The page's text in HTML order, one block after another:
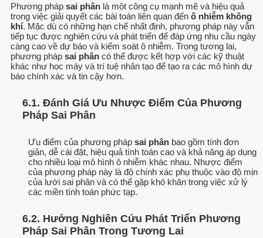
Phương pháp sai phân là một công cụ mạnh mẽ và hiệu quả
trong việc giải quyết các bài toán liên quan đến ô nhiễm không
khí. Mặc dù có những hạn chế nhất định, phương pháp này vẫn
tiếp tục được nghiên cứu và phát triển để đáp ứng nhu cầu ngày
càng cao về dự báo và kiểm soát ô nhiễm. Trong tương lai,
phương pháp sai phân có thể được kết hợp với các kỹ thuật
khác như học máy và trí tuệ nhân tạo để tạo ra các mô hình dự
báo chính xác và tin cậy hơn.
6.1. Đánh Giá Ưu Nhược Điểm Của Phương
Pháp Sai Phân
Ưu điểm của phương pháp sai phân bao gồm tính đơn
giản, dễ cài đặt, hiệu quả tính toán cao và khả năng áp dụng
cho nhiều loại mô hình ô nhiễm khác nhau. Nhược điểm
của phương pháp này là độ chính xác phụ thuộc vào độ mịn
của lưới sai phân và có thể gặp khó khăn trong việc xử lý
các miền tính toán phức tạp.
6.2. Hướng Nghiên Cứu Phát Triển Phương
Pháp Sai Phân Trong Tương Lai